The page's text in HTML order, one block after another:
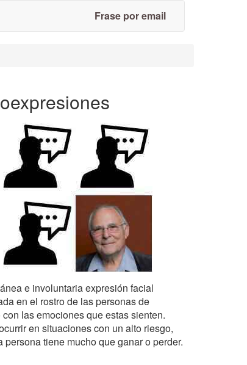
Frase por email
e involuntaria expresión facial
en el rostro de las personas de
las emociones que estas sienten.
en situaciones con un alto riesgo,
persona tiene mucho que ganar o perder.